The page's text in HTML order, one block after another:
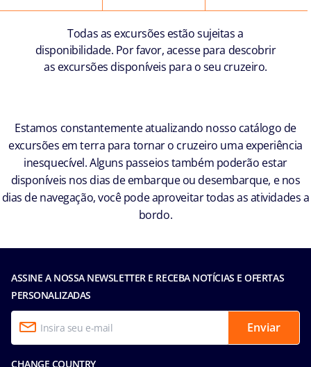
Todas as excursões estão sujeitas a
disponibilidade. Por favor, acesse para descobrir
as excursões disponíveis para o seu cruzeiro.
Estamos constantemente atualizando nosso catálogo de
excursões em terra para tornar o cruzeiro uma experiência
inesquecível. Alguns passeios também poderão estar
disponíveis nos dias de embarque ou desembarque, e nos
dias de navegação, você pode aproveitar todas as atividades a
bordo.
ASSINE A NOSSA NEWSLETTER E RECEBA NOTÍCIAS E OFERTAS
PERSONALIZADAS
Enviar
CHANGE COUNTRY